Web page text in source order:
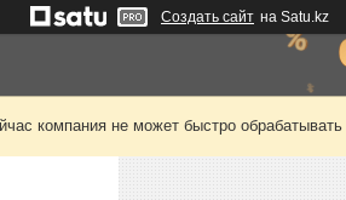
Создать сайт на Satu.kz
компания не может быстро